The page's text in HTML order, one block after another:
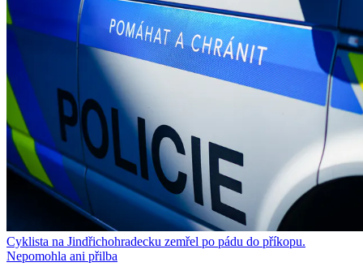
Cyklista na Jindřichohradecku zemřel po pádu do příkopu.
Nepomohla ani přilba